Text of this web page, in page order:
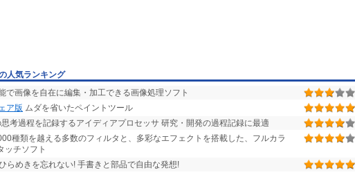
人気ランキング
で画像を自在に編集・加工できる画像処理ソフト
ア版 ムダを省いたペイントツール
考過程を記録するアイディアプロセッサ 研究・開発の過程記録に最適
種類を越える多数のフィルタと、多彩なエフェクトを搭載した、フルカラ
ッチソフト
らめきを忘れない! 手書きと部品で自由な発想!